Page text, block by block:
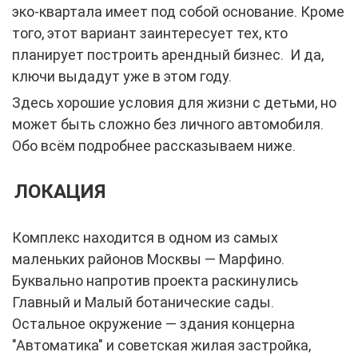
эко-квартала имеет под собой основание. Кроме
того, этот вариант заинтересует тех, кто
планирует построить арендный бизнес. И да,
ключи выдадут уже в этом году.
Здесь хорошие условия для жизни с детьми, но
может быть сложно без личного автомобиля.
Обо всём подробнее рассказываем ниже.
ЛОКАЦИЯ
Комплекс находится в одном из самых
маленьких районов Москвы — Марфино.
Буквально напротив проекта раскинулись
Главный и Малый ботанические сады.
Остальное окружение — здания концерна
"Автоматика" и советская жилая застройка,